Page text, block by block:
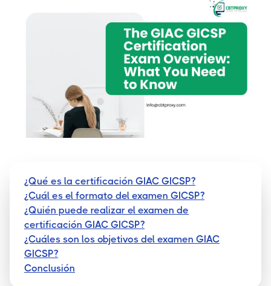
¿Qué es la certificación GIAC GICSP?
¿Cuál es el formato del examen GICSP?
¿Quién puede realizar el examen de
certificación GIAC GICSP?
¿Cuáles son los objetivos del examen GIAC
GICSP?
Conclusión